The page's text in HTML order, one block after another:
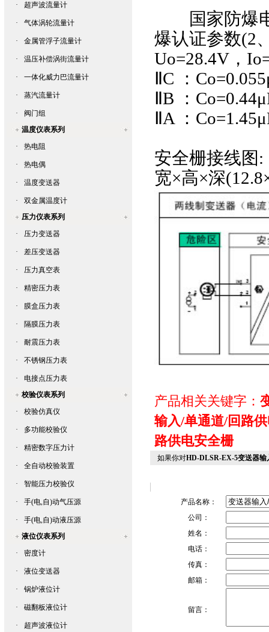
· 超声波流量计
· 气体涡轮流量计
· 金属管浮子流量计
· 温压补偿涡街流量计
· 一体化威力巴流量计
· 蒸汽流量计
·
阀门组
温度仪表系列
·
热电阻
· 热电偶
· 温度变送器
·
双金属温度计
压力仪表系列
·
压力变送器
· 差压变送器
· 压力真空表
· 精密压力表
· 膜盒压力表
· 隔膜压力表
· 耐震压力表
· 不锈钢压力表
·
电接点压力表
校验仪表系列
·
校验仿真仪
· 多功能校验仪
· 精密数字压力计
· 全自动校验装置
· 智能压力校验仪
· 手(电,自)动气压源
·
手(电,自)动液压源
液位仪表系列
·
密度计
· 液位变送器
· 锅炉液位计
· 磁翻板液位计
·
超声波液位计
国家防爆电
爆认证参数(2
Uo=28.4V，
ⅡC ：
ⅡB ：
ⅡA ：
安全栅接线图:
宽×高×深
产品相关关键字：
输入/单通道/回路
路供电安全栅
如果你对HD-DLSR-EX-5变送器输
产品名称：
公司：
姓名：
电话：
传真：
邮箱：
留言：